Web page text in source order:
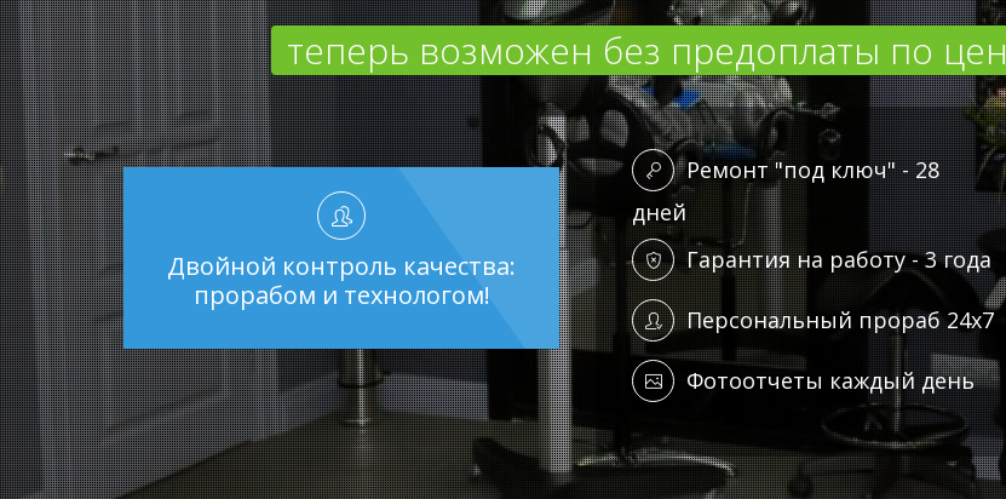
теперь возможен без предоплаты по
Двойной контроль качества:
прорабом и технологом!
Ремонт "под ключ" - 28
дней
Гарантия на работу - 3 года
Персональный прораб 24x7
Фотоотчеты каждый день